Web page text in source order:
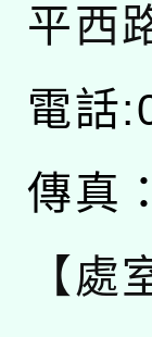
平西
電話
傳真
【處